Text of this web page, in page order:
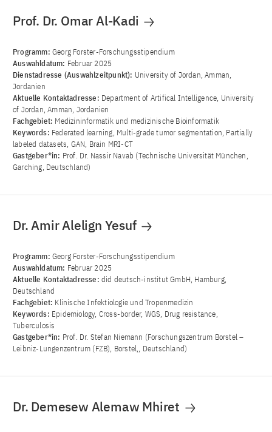
Prof. Dr. Omar Al-Kadi
Programm: Georg Forster-Forschungsstipendium
Auswahldatum: Februar 2025
Dienstadresse (Auswahlzeitpunkt): University of Jordan, Amman,
Jordanien
Aktuelle Kontaktadresse: Department of Artifical Intelligence, University
of Jordan, Amman, Jordanien
Fachgebiet: Medizininformatik und medizinische Bioinformatik
Keywords: Federated learning, Multi-grade tumor segmentation, Partially
labeled datasets, GAN, Brain MRI-CT
Gastgeber*in: Prof. Dr. Nassir Navab (Technische Universität München,
Garching, Deutschland)
Dr. Amir Alelign Yesuf
Programm: Georg Forster-Forschungsstipendium
Auswahldatum: Februar 2025
Aktuelle Kontaktadresse: did deutsch-institut GmbH, Hamburg,
Deutschland
Fachgebiet: Klinische Infektiologie und Tropenmedizin
Keywords: Epidemiology, Cross-border, WGS, Drug resistance,
Tuberculosis
Gastgeber*in: Prof. Dr. Stefan Niemann (Forschungszentrum Borstel –
Leibniz-Lungenzentrum (FZB), Borstel,, Deutschland)
Dr. Demesew Alemaw Mhiret